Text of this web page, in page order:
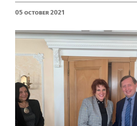
05 October 2021